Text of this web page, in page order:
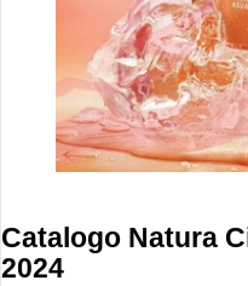
Catalogo Natura
2024